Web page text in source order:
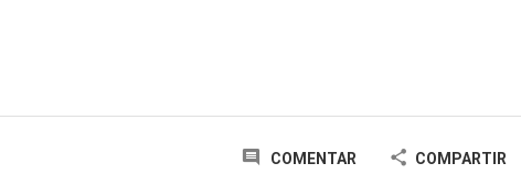
COMENTAR COMPARTIR